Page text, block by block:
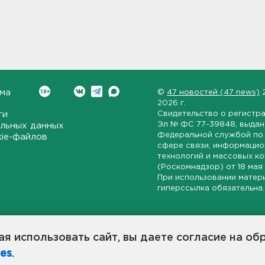
использовать сайт, вы даете согласие на
.
данных
файлов
© 47 новостей (47 news)
2026 г.
Свидетельство о
Эл № ФС 77-39848 ,
Федеральной службой по
сфере связи,
технологий и массовых
(Роскомнадзор) от 18 мая
При использовании
гиперссылка обязательна.
области, экономической и инвестиционной активности в
станет популярной и конструктивной площадкой
в 47-м регионе России.